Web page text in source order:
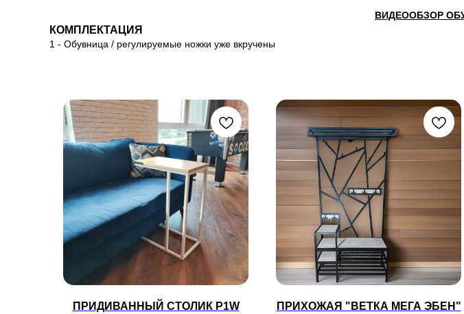
ВИДЕООБЗОР
КОМПЛЕКТАЦИЯ
1 - Обувница / регулируемые ножки уже вкручены
ПРИДИВАННЫЙ СТОЛИК P1W ПРИХОЖАЯ "ВЕТКА МЕГА ЭБЕН"